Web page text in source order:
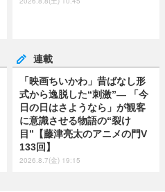
連載
「映画ちいかわ」昔ばなし形
式から逸脱した“刺激”― 「今
日の日はさようなら」が観客
に意識させる物語の“裂け
目”【藤津亮太のアニメの門V
133回】
2026.8.7(金) 19:15